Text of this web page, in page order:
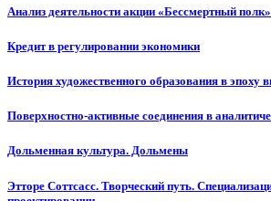
Анализ деятельности акции «Бессмертный полк»
Кредит в регулировании экономики
История художественного образования в эпоху
Поверхностно-активные соединения в
Дольменная культура. Дольмены
Этторе Соттсасс. Творческий путь.